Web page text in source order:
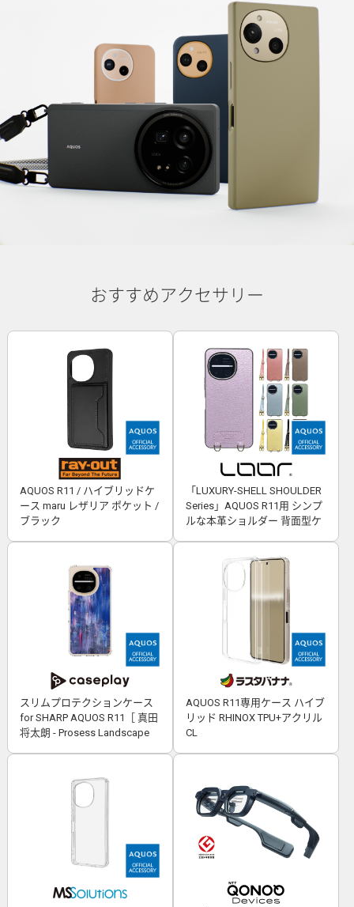
おすすめアクセサリー
AQUOS R11 / ハイブリッドケ
ース maru レザリア ポケット /
ブラック
「LUXURY-SHELL SHOULDER
Series」AQUOS R11用 シンプ
ルな本革ショルダー 背面型ケ
スリムプロテクションケース
for SHARP AQUOS R11［ 真田
将太朗 - Prosess Landscape
AQUOS R11専用ケース ハイブ
リッド RHINOX TPU+アクリル
CL